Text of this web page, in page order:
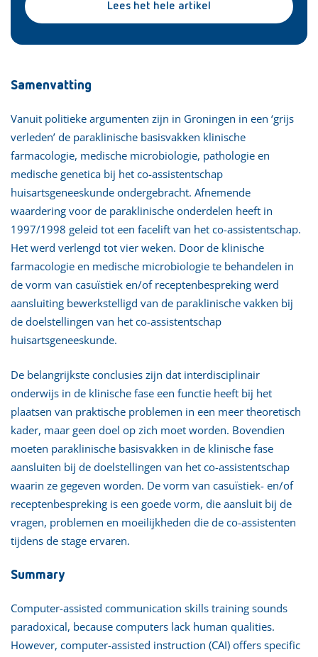
Lees het hele artikel
Samenvatting
Vanuit politieke argumenten zijn in Groningen in een ‘grijs
verleden’ de paraklinische basisvakken klinische
farmacologie, medische microbiologie, pathologie en
medische genetica bij het co-assistentschap
huisartsgeneeskunde ondergebracht. Afnemende
waardering voor de paraklinische onderdelen heeft in
1997/1998 geleid tot een facelift van het co-assistentschap.
Het werd verlengd tot vier weken. Door de klinische
farmacologie en medische microbiologie te behandelen in
de vorm van casuïstiek en/of receptenbespreking werd
aansluiting bewerkstelligd van de paraklinische vakken bij
de doelstellingen van het co-assistentschap
huisartsgeneeskunde.
De belangrijkste conclusies zijn dat interdisciplinair
onderwijs in de klinische fase een functie heeft bij het
plaatsen van praktische problemen in een meer theoretisch
kader, maar geen doel op zich moet worden. Bovendien
moeten paraklinische basisvakken in de klinische fase
aansluiten bij de doelstellingen van het co-assistentschap
waarin ze gegeven worden. De vorm van casuïstiek- en/of
receptenbespreking is een goede vorm, die aansluit bij de
vragen, problemen en moeilijkheden die de co-assistenten
tijdens de stage ervaren.
Summary
Computer-assisted communication skills training sounds
paradoxical, because computers lack human qualities.
However, computer-assisted instruction (CAI) offers specific